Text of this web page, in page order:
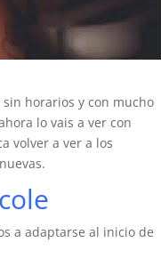
horarios y con mucho
lo vais a ver con
volver a ver a los
a adaptarse al inicio de